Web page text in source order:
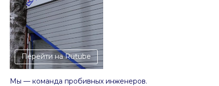
Мы — команда пробивных инженеров.
Перейти на Rutube